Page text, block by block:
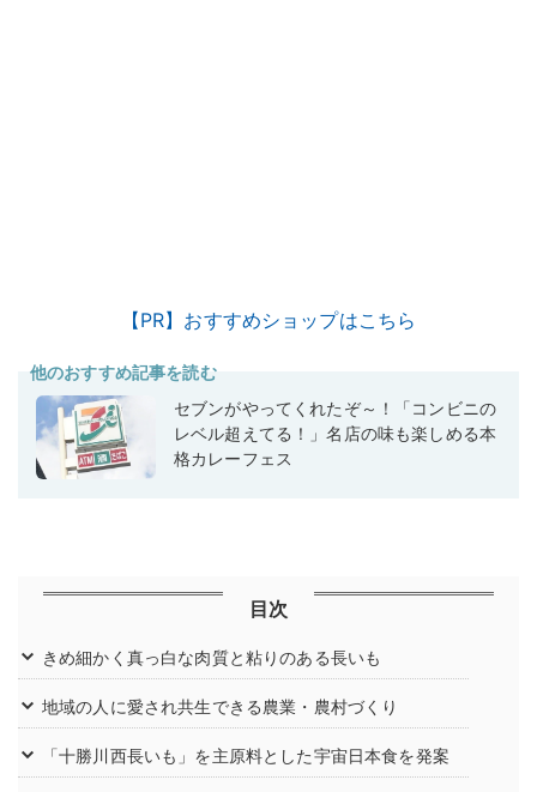
【PR】おすすめショップはこちら
他のおすすめ記事を読む
セブンがやってくれたぞ～！「コンビニの
レベル超えてる！」名店の味も楽しめる本
格カレーフェス
目次
きめ細かく真っ白な肉質と粘りのある長いも
地域の人に愛され共生できる農業・農村づくり
「十勝川西長いも」を主原料とした宇宙日本食を発案